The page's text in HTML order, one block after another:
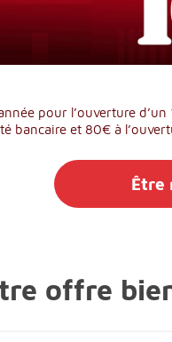
pour l’ouverture
bancaire et 80€ à
Être
offre